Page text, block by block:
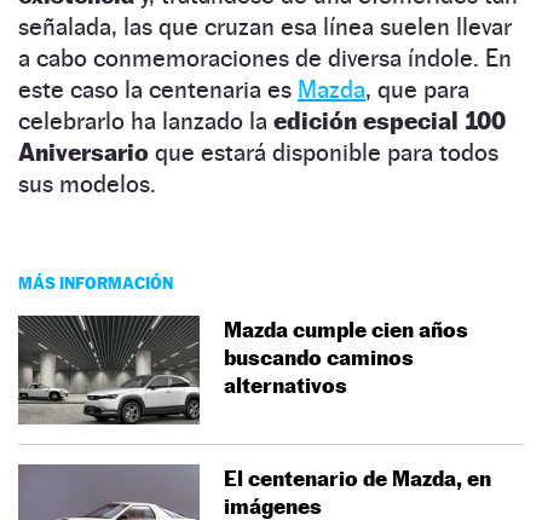
señalada, las que cruzan esa línea suelen llevar
a cabo conmemoraciones de diversa índole. En
este caso la centenaria es Mazda, que para
celebrarlo ha lanzado la edición especial 100
Aniversario que estará disponible para todos
sus modelos.
MÁS INFORMACIÓN
Mazda cumple cien años
buscando caminos
alternativos
El centenario de Mazda, en
imágenes